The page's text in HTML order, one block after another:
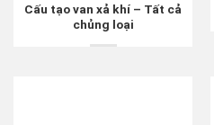
Cấu tạo van xả khí – Tất cả
chủng loại